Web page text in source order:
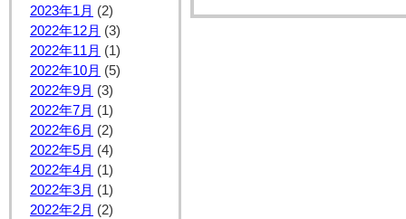
2023年1月 (2)
2022年12月 (3)
2022年11月 (1)
2022年10月 (5)
2022年9月 (3)
2022年7月 (1)
2022年6月 (2)
2022年5月 (4)
2022年4月 (1)
2022年3月 (1)
2022年2月 (2)